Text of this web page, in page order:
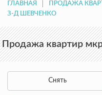
ГЛАВНАЯ
ПРОДАЖА
З-Д ШЕВЧЕНКО
Продажа квартир
Снять